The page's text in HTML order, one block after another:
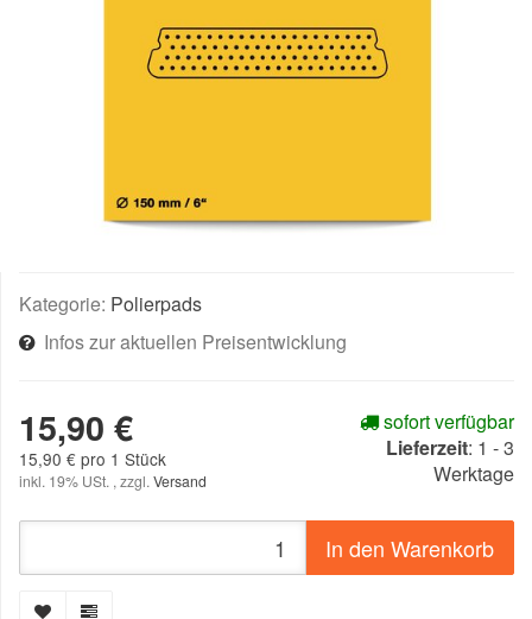
Kategorie: Polierpads
Infos zur aktuellen Preisentwicklung
15,90 €
15,90 € pro 1 Stück
inkl. 19% USt. , zzgl. Versand
sofort verfügbar
Lieferzeit: 1 - 3
Werktage
In den Warenkorb